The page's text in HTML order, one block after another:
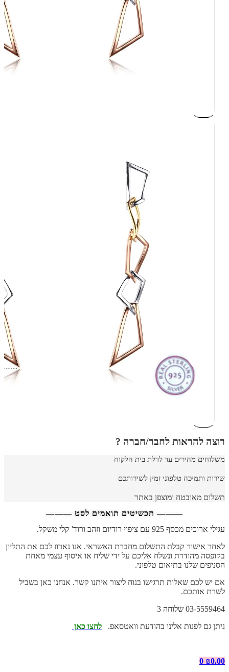
רוצה להראות לחבר/חברה ?
משלוחים מהירים עד לדלת בית הלקוח
שירות ותמיכה טלפוני זמין לשירותכם
תשלום מאובטח ומוצפן באתר
——— תכשיטים תואמים לסט ———
עגילי ארוכים מכסף 925 עם ציפוי רודיום וזהב ורוד' קלי משקל.
לאחר אישור קבלת התשלום מחברת האשראי. אנו נארוז לכם את התליון
בקופסה מהודרת ונשלח אליכם על ידי שליח או איסוף עצמי מאחת
הסניפים שלנו בתיאום טלפוני.
אם יש לכם שאלות תרגישו בנוח ליצור איתנו קשר. אנחנו כאן בשביל
לשרת אותכם.
03-5559464 שלוחה 3
ניתן גם לפנות אלינו בהודעת וואטסאפ. לחצו כאן
₪0.00
0